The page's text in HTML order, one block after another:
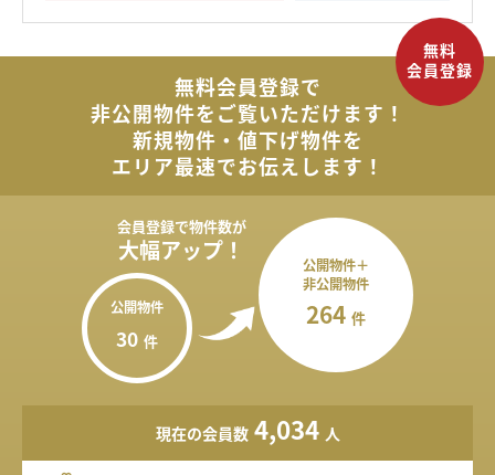
無料会員登録で
非公開物件をご覧いただけます！
新規物件・値下げ物件を
エリア最速でお伝えします！
会員登録で物件数が
大幅アップ！
公開物件
30 件
公開物件＋
非公開物件
264 件
現在の会員数 4,034 人